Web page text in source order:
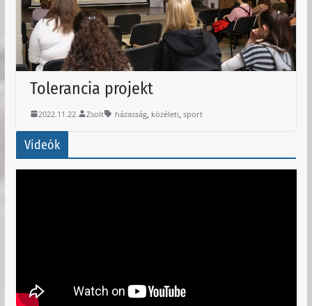
Tolerancia projekt
2022.11.22. Zsolt házasság, közéleti, sport
Videók